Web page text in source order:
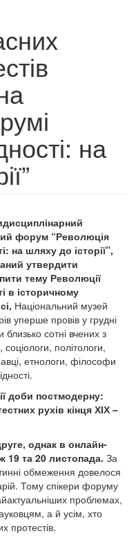
на
форум “Революція
на шляху до історії”,
утвердити
тему Революції
в історичному
Національний музей
уперше провів у грудні
близько сотні вчених з
політологи,
етнологи, філософи
доби постмодерну:
рухів кінця ХІХ –
однак в онлайн-
19 та 20 листопада. За
обмеження довелося
Тому спікери форуму
проблемах,
а й усім, хто
протестів.